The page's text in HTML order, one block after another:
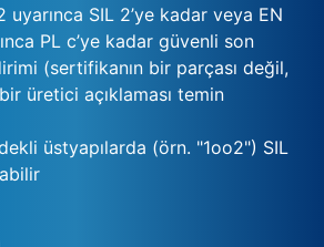
uyarınca SIL 2’ye kadar veya EN
PL c’ye kadar güvenli son
(sertifikanın bir parçası değil,
üretici açıklaması temin
üstyapılarda (örn. "1oo2") SIL